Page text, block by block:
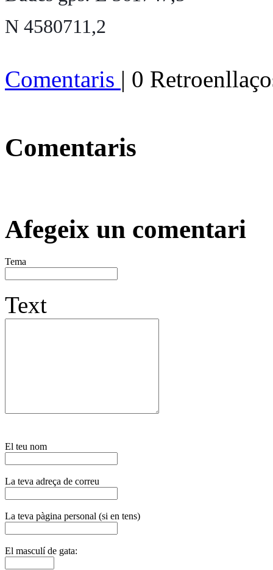
N 4580711,2
Comentaris | 0
Comentaris
Afegeix un comentari
Tema
Text
El teu nom
La teva adreça de correu
La teva pàgina personal (si en tens)
El masculí de gata: